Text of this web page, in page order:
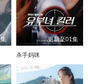
集 第108集
集 第112集
集 第120集
更新至01集
杀手妈咪